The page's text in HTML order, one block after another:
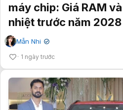
máy chip: Giá RAM
nhiệt trước năm 2028
Mẫn Nhi ✔
1 ngày trước